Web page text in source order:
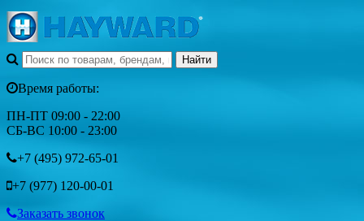
Время работы:
ПН-ПТ 09:00 - 22:00
СБ-ВС 10:00 - 23:00
+7 (495) 972-65-01
+7 (977) 120-00-01
Заказать звонок